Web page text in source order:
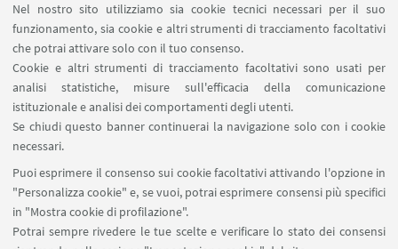
Nel nostro sito utilizziamo sia cookie tecnici necessari per il suo
funzionamento, sia cookie e altri strumenti di tracciamento facoltativi
che potrai attivare solo con il tuo consenso.
Cookie e altri strumenti di tracciamento facoltativi sono usati per
analisi statistiche, misure sull'efficacia della comunicazione
istituzionale e analisi dei comportamenti degli utenti.
Se chiudi questo banner continuerai la navigazione solo con i cookie
necessari.
Puoi esprimere il consenso sui cookie facoltativi attivando l'opzione in
"Personalizza cookie" e, se vuoi, potrai esprimere consensi più specifici
in "Mostra cookie di profilazione".
Potrai sempre rivedere le tue scelte e verificare lo stato dei consensi
Area riservata - Spazi virtuali
Contatti
SEGUI IL DIPARTIMENTO SU:
SEGUI UNIBO SU: